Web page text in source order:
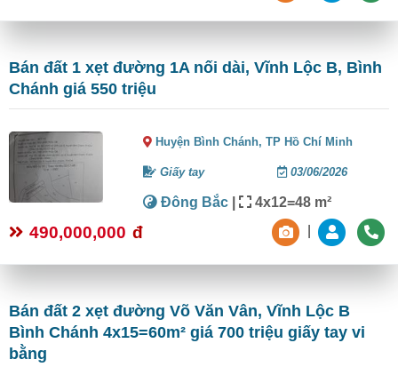
Bán đất 1 xẹt đường 1A nối dài, Vĩnh Lộc B, Bình
Chánh giá 550 triệu
Huyện Bình Chánh,TP Hồ Chí Minh
Giấy tay 03/06/2026
Đông Bắc | 4x12=48 m²
490,000,000 đ
Bán đất 2 xẹt đường Võ Văn Vân, Vĩnh Lộc B
Bình Chánh 4x15=60m² giá 700 triệu giấy tay vi
bằng